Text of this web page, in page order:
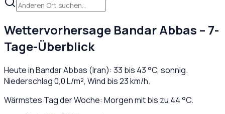
Wettervorhersage Bandar Abbas – 7-
Tage-Überblick
Heute inBandar Abbas (Iran): 33 bis 43°C, sonnig.
Niederschlag0,0L/m², Wind bis23km/h.
Wärmstes Tag der Woche: Morgen mit bis zu 44 °C.